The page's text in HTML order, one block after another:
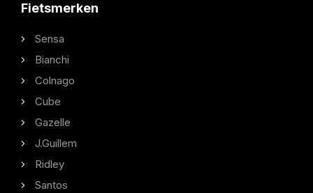
Fietsmerken
Sensa
Bianchi
Colnago
Cube
Gazelle
J.Guillem
Ridley
Santos